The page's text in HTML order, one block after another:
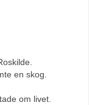
en skog.
om livet.